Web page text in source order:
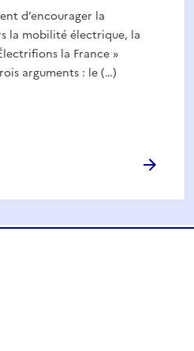
d’encourager la
la mobilité électrique, la
la France »
arguments : le (…)